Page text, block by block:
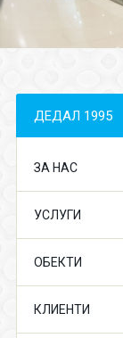
ДЕДАЛ 1995
ЗА НАС
УСЛУГИ
ОБЕКТИ
КЛИЕНТИ